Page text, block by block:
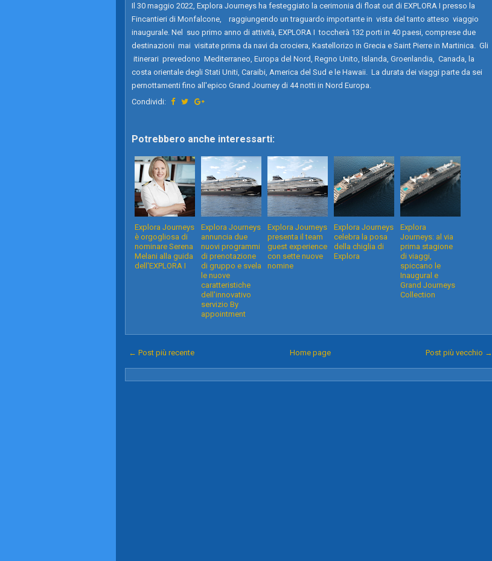
Il 30 maggio 2022, Explora Journeys ha festeggiato la cerimonia di float out di EXPLORA I presso la
Fincantieri di Monfalcone, raggiungendo un traguardo importante in vista del tanto atteso viaggio
inaugurale. Nel suo primo anno di attività, EXPLORA I toccherà 132 porti in 40 paesi, comprese due
destinazioni mai visitate prima da navi da crociera, Kastellorizo in Grecia e Saint Pierre in Martinica. Gli
itinerari prevedono Mediterraneo, Europa del Nord, Regno Unito, Islanda, Groenlandia, Canada, la
costa orientale degli Stati Uniti, Caraibi, America del Sud e le Hawaii. La durata dei viaggi parte da sei
pernottamenti fino all'epico Grand Journey di 44 notti in Nord Europa.
Condividi:
Potrebbero anche interessarti:
Explora Journeys
è orgogliosa di
nominare Serena
Melani alla guida
dell'EXPLORA I
Explora Journeys
annuncia due
nuovi programmi
di prenotazione
di gruppo e svela
le nuove
caratteristiche
dell'innovativo
servizio By
appointment
Explora Journeys
presenta il team
guest experience
con sette nuove
nomine
Explora Journeys
celebra la posa
della chiglia di
Explora
Explora
Journeys: al via
prima stagione
di viaggi,
spiccano le
Inaugural e
Grand Journeys
Collection
← Post più recente Post più vecchio →
Home page